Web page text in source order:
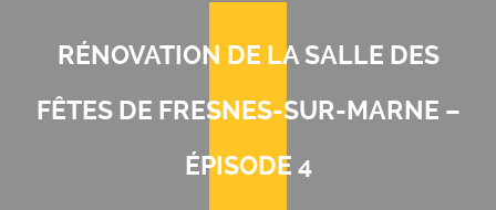
RÉNOVATION DE LA SALLE DES
FÊTES DE FRESNES-SUR-MARNE –
ÉPISODE 4